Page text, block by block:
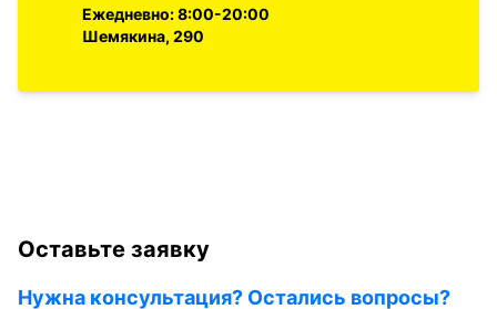
Ежедневно: 8:00-20:00
Шемякина, 290
Оставьте заявку
Нужна консультация? Остались вопросы?